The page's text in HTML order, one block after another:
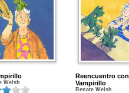
Welsh
Reencuentro con
Vampirillo
Renate Welsh